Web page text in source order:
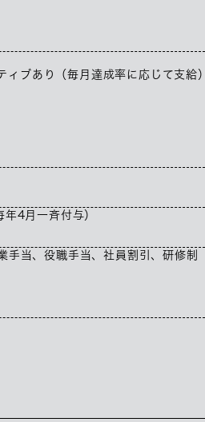
ブあり（毎月達成率に応じて支給
4月一斉付与）
当、役職手当、社員割引、研修制